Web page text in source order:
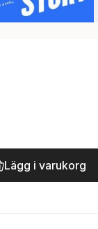
Lägg i varukorg